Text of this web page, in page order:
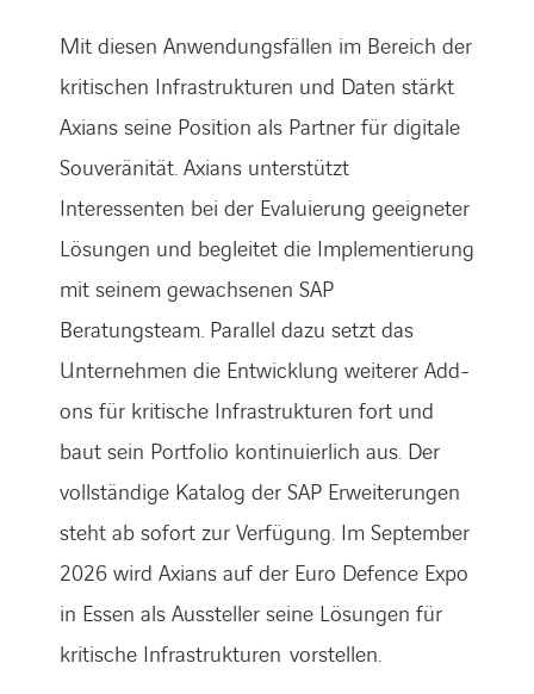
Mit diesen Anwendungsfällen im Bereich der
kritischen Infrastrukturen und Daten stärkt
Axians seine Position als Partner für digitale
Souveränität. Axians unterstützt
Interessenten bei der Evaluierung geeigneter
Lösungen und begleitet die Implementierung
mit seinem gewachsenen SAP
Beratungsteam. Parallel dazu setzt das
Unternehmen die Entwicklung weiterer Add-
ons für kritische Infrastrukturen fort und
baut sein Portfolio kontinuierlich aus. Der
vollständige Katalog der SAP Erweiterungen
steht ab sofort zur Verfügung. Im September
2026 wird Axians auf der Euro Defence Expo
in Essen als Aussteller seine Lösungen für
kritische Infrastrukturen vorstellen.